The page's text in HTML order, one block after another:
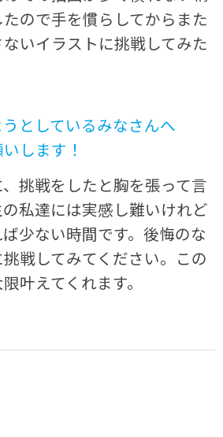
ので手を慣らしてからまた
いイラストに挑戦してみた
としているみなさんへ
します！
挑戦をしたと胸を張って言
私達には実感し難いけれど
少ない時間です。後悔のな
戦してみてください。この
叶えてくれます。